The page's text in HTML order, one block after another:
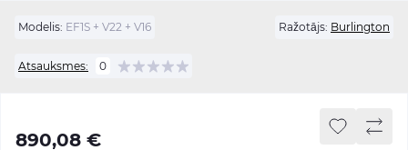
Modelis: EF1S + V22 + V16 Ražotājs: Burlington
Atsauksmes: 0
890,08 €